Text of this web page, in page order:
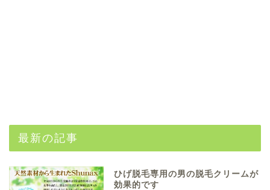
最新の記事
ひげ脱毛専用の男の脱毛クリームが
効果的です